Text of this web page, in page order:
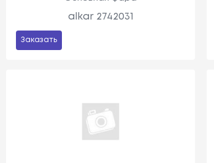
alkar 2742031
Заказать